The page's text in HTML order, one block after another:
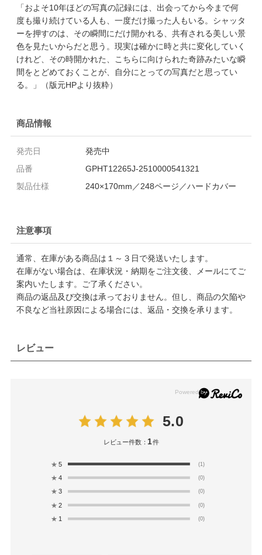
「およそ10年ほどの写真の記録には、出会ってから今まで何
度も撮り続けている人も、一度だけ撮った人もいる。シャッタ
ーを押すのは、その瞬間にだけ開かれる、共有される美しい景
色を見たいからだと思う。現実は確かに時と共に変化していく
けれど、その時開かれた、こちらに向けられた奇跡みたいな瞬
間をとどめておくことが、自分にとっての写真だと思ってい
る。」（版元HPより抜粋）
商品情報
発売日
発売中
品番
GPHT12265J-2510000541321
製品仕様
240×170mm／248ページ／ハードカバー
注意事項
通常、在庫がある商品は１～３日で発送いたします。
在庫がない場合は、在庫状況・納期をご注文後、メールにてご
案内いたします。ご了承ください。
商品の返品及び交換は承っておりません。但し、商品の欠陥や
不良など当社原因による場合には、返品・交換を承ります。
レビュー
5.0
レビュー件数：1件
★ 5 (1)
★ 4 (0)
★ 3 (0)
★ 2 (0)
★ 1 (0)